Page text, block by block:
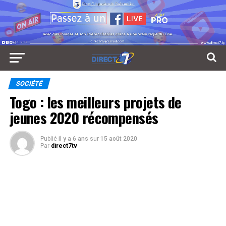
SOCIÉTÉ
Togo : les meilleurs projets de
jeunes 2020 récompensés
Publié il y a 6 ans sur 15 août 2020
Par direct7tv